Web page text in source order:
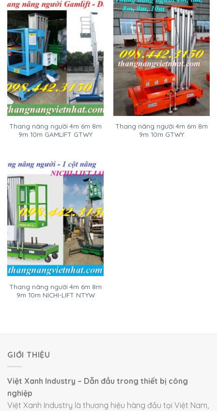
Thang nâng người 4m 6m 8m
9m 10m GAMLIFT GTWY
Thang nâng người 4m 6m 8m
9m 10m GTWY
Thang nâng người 4m 6m 8m
9m 10m NICHI-LIFT NTYW
GIỚI THIỆU
Việt Xanh Industry – Dẫn đầu trong thiết bị công
nghiệp
Việt Xanh Industry là thương hiệu hàng đầu tại Việt Nam,